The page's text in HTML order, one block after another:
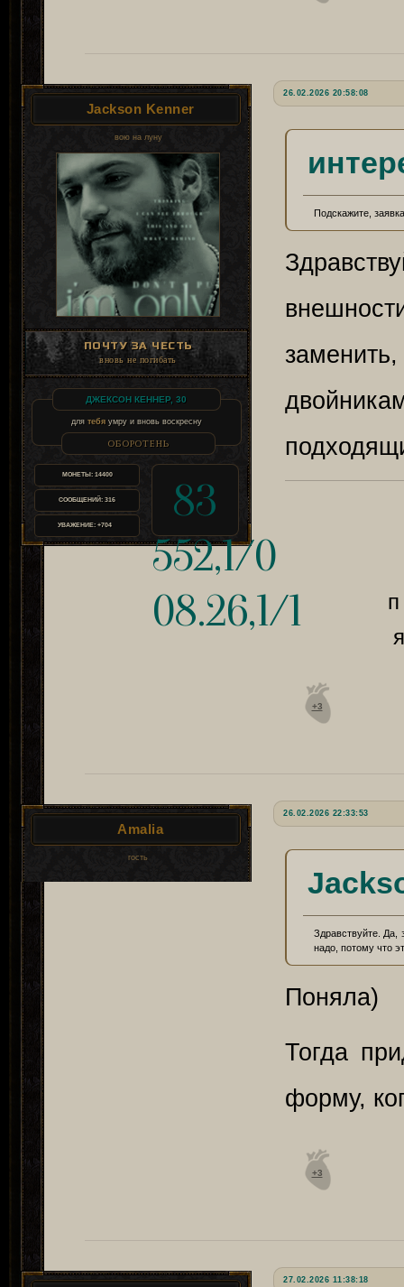
26.02.2026 20:58:08
Jackson Kenner
вою на луну
ПОЧТУ ЗА ЧЕСТЬ
вновь не погибать
ДЖЕКСОН КЕННЕР, 30
для тебя умру и вновь воскресну
ОБОРОТЕНЬ
МОНЕТЫ:14400
СООБЩЕНИЙ: 316
УВАЖЕНИЕ: +704
83
552,1/0
08.26,1/1
Подскажите,
+3
26.02.2026 22:33:53
Amalia
гость
Здравствуйте. Да,
надо, потому что
Поняла)
Тогда
форму,
+3
27.02.2026 11:38:18